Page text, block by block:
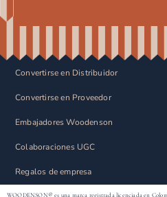
Convertirse en Distribuidor
Convertirse en Proveedor
Embajadores Woodenson
Colaboraciones UGC
Regalos de empresa
WOODENSON® es una marca registrada licenciada en